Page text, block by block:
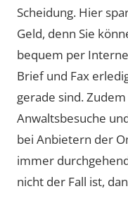
Scheidung. Hier
Geld, denn Sie
bequem per
Brief und Fax
gerade sind.
Anwaltsbesuche
bei Anbietern der
immer
nicht der Fall ist,